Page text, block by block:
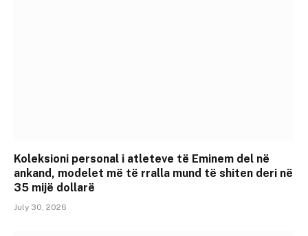
Koleksioni personal i atleteve të Eminem del në
ankand, modelet më të rralla mund të shiten deri në
35 mijë dollarë
July 30, 2026